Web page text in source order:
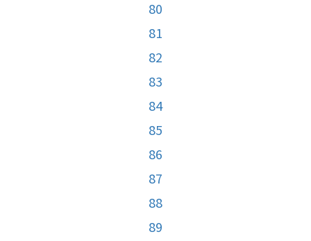
80
81
82
83
84
85
86
87
88
89